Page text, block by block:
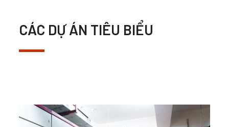
CÁC DỰ ÁN TIÊU BIỂU